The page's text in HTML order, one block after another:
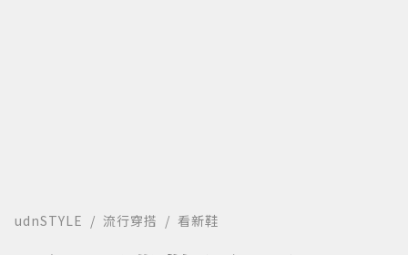
udnSTYLE 流行穿搭 看新鞋